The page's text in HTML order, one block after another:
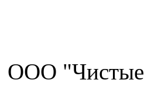
ООО "Чистые